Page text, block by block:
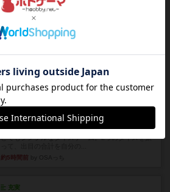
とにかくお手軽にすき間時間をうめるゲームとし
て重宝するゲームです。いわ...
26分前
充実
エコーズ・オブ・タイム
カードゲームにファイナルファンタジーのアクテ
ィブタイムバトル（もしくは...
約4時間前
シャット・ザ・ボックス
とてもシンプルなダイスゲーム。2つのダイスを振
約5時間前
充実